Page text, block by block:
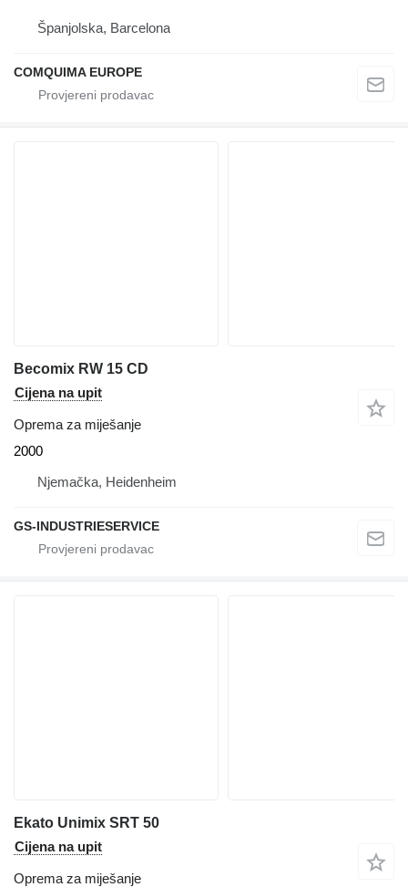
Španjolska, Barcelona
COMQUIMA EUROPE
Becomix RW 15 CD
Cijena na upit
Oprema za miješanje
2000
Njemačka, Heidenheim
GS-INDUSTRIESERVICE
Ekato Unimix SRT 50
Cijena na upit
Oprema za miješanje